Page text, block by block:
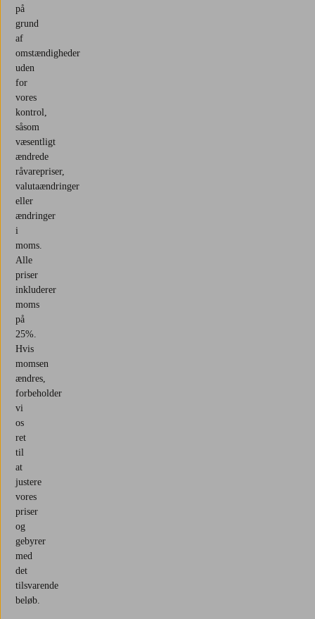
på
grund
af
omstændigheder
uden
for
vores
kontrol,
såsom
væsentligt
ændrede
råvarepriser,
valutaændringer
eller
ændringer
i
moms.
Alle
priser
inkluderer
moms
på
25%.
Hvis
momsen
ændres,
forbeholder
vi
os
ret
til
at
justere
vores
priser
og
gebyrer
med
det
tilsvarende
beløb.